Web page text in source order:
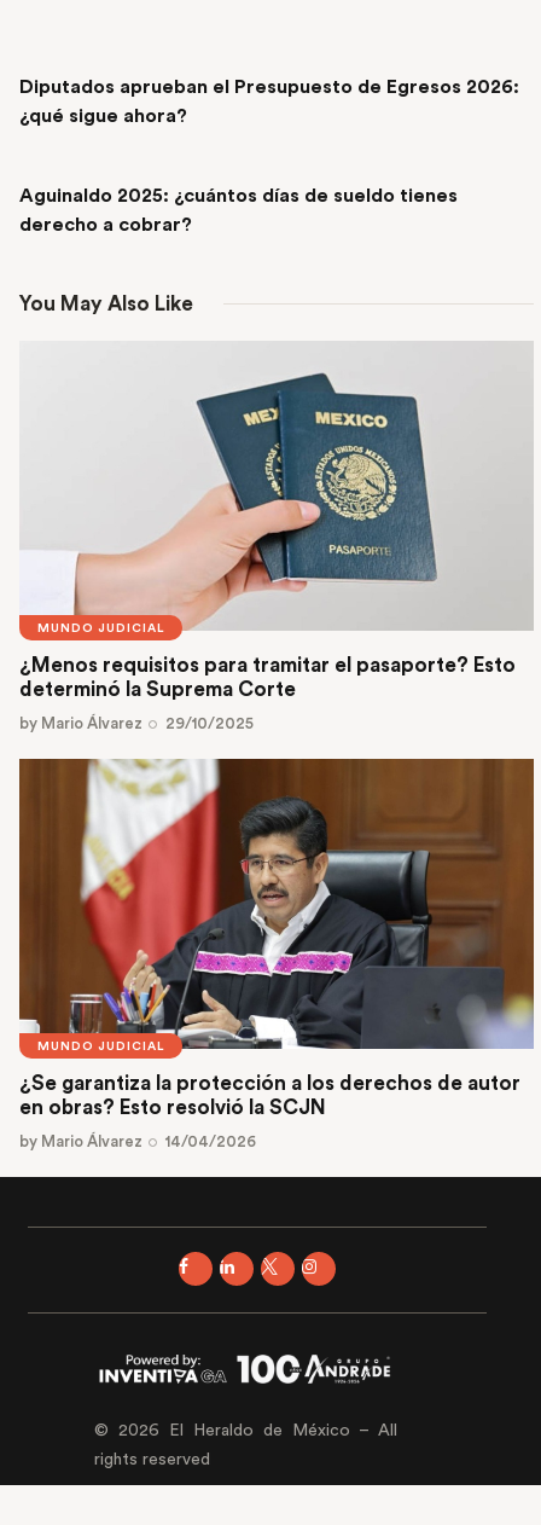
Diputados aprueban el Presupuesto de Egresos 2026:
¿qué sigue ahora?
Aguinaldo 2025: ¿cuántos días de sueldo tienes
derecho a cobrar?
You May Also Like
MUNDO JUDICIAL
¿Menos requisitos para tramitar el pasaporte? Esto
determinó la Suprema Corte
by Mario Álvarez 29/10/2025
MUNDO JUDICIAL
¿Se garantiza la protección a los derechos de autor
en obras? Esto resolvió la SCJN
by Mario Álvarez 14/04/2026
© 2026 El Heraldo de México – All
rights reserved